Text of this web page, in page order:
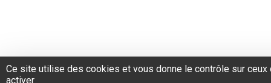
Ce site utilise des cookies et vous donne le contrôle sur ceux
activer